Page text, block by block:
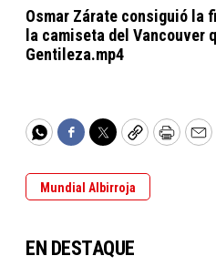
Osmar Zárate consiguió la
la camiseta del Vancouver
Gentileza.mp4
WhatsApp
Facebook
TwitterCopyPrint
Mundial Albirroja
EN DESTAQUE